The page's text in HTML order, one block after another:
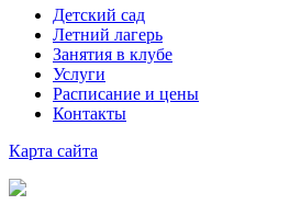
Детский сад
Летний лагерь
Занятия в клубе
Услуги
Расписание и цены
Контакты
Карта cайта